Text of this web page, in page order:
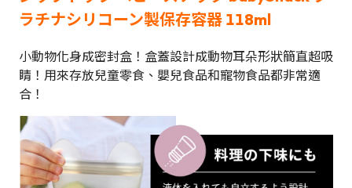
ラチナシリコーン製保存容器 118ml
小動物化身成密封盒！盒蓋設計成動物耳朵形狀簡直超吸
睛！用來存放兒童零食、嬰兒食品和寵物食品都非常適
合！